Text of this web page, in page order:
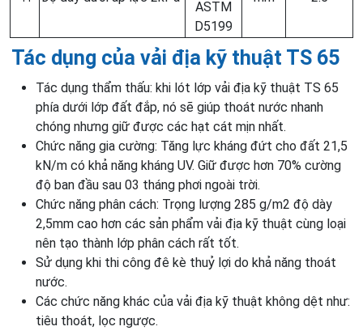
ASTM
D5199
Tác dụng của vải địa kỹ thuật TS 65
Tác dụng thẩm thấu: khi lót lớp vải địa kỹ thuật TS 65
phía dưới lớp đất đắp, nó sẽ giúp thoát nước nhanh
chóng nhưng giữ được các hạt cát mịn nhất.
Chức năng gia cường: Tăng lực kháng đứt cho đất 21,5
kN/m có khả năng kháng UV. Giữ được hơn 70% cường
độ ban đầu sau 03 tháng phơi ngoài trời.
Chức năng phân cách: Trọng lượng 285 g/m2 độ dày
2,5mm cao hơn các sản phẩm vải địa kỹ thuật cùng loại
nên tạo thành lớp phân cách rất tốt.
Sử dụng khi thi công đê kè thuỷ lợi do khả năng thoát
nước.
Các chức năng khác của vải địa kỹ thuật không dệt như:
tiêu thoát, lọc ngược.